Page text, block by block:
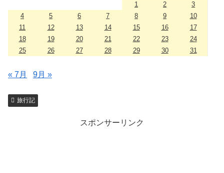
1
2
3
4
5 6 7 8 9
10
11
12 13 14 15 16
17
18
19 20 21 22 23
24
25
26 27 28 29 30 31
« 7月 9月 »
旅行記
スポンサーリンク